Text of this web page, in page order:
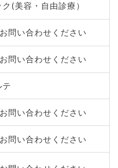
(美容・自由診療）
問い合わせください
問い合わせください
テ
問い合わせください
問い合わせください